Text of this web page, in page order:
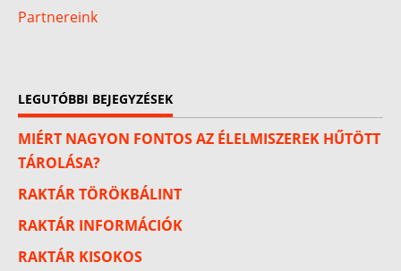
Partnereink
LEGUTÓBBI BEJEGYZÉSEK
MIÉRT NAGYON FONTOS AZ ÉLELMISZEREK HŰTÖTT
TÁROLÁSA?
RAKTÁR TÖRÖKBÁLINT
RAKTÁR INFORMÁCIÓK
RAKTÁR KISOKOS